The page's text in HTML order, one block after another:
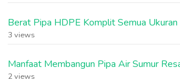
Berat Pipa HDPE Komplit Semua Ukuran
3 views
Manfaat Membangun Pipa Air Sumur
2 views